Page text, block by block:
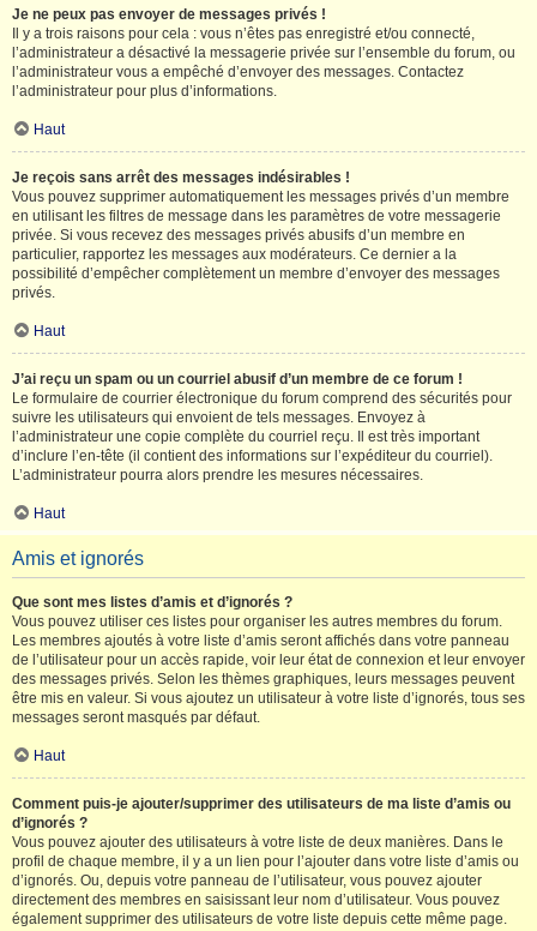
Je ne peux pas envoyer de messages privés !
Il y a trois raisons pour cela : vous n’êtes pas enregistré et/ou connecté,
l’administrateur a désactivé la messagerie privée sur l’ensemble du forum, ou
l’administrateur vous a empêché d’envoyer des messages. Contactez
l’administrateur pour plus d’informations.
Haut
Je reçois sans arrêt des messages indésirables !
Vous pouvez supprimer automatiquement les messages privés d’un membre
en utilisant les filtres de message dans les paramètres de votre messagerie
privée. Si vous recevez des messages privés abusifs d’un membre en
particulier, rapportez les messages aux modérateurs. Ce dernier a la
possibilité d’empêcher complètement un membre d’envoyer des messages
privés.
Haut
J’ai reçu un spam ou un courriel abusif d’un membre de ce forum !
Le formulaire de courrier électronique du forum comprend des sécurités pour
suivre les utilisateurs qui envoient de tels messages. Envoyez à
l’administrateur une copie complète du courriel reçu. Il est très important
d’inclure l’en-tête (il contient des informations sur l’expéditeur du courriel).
L’administrateur pourra alors prendre les mesures nécessaires.
Haut
Amis et ignorés
Que sont mes listes d’amis et d’ignorés ?
Vous pouvez utiliser ces listes pour organiser les autres membres du forum.
Les membres ajoutés à votre liste d’amis seront affichés dans votre panneau
de l’utilisateur pour un accès rapide, voir leur état de connexion et leur envoyer
des messages privés. Selon les thèmes graphiques, leurs messages peuvent
être mis en valeur. Si vous ajoutez un utilisateur à votre liste d’ignorés, tous ses
messages seront masqués par défaut.
Haut
Comment puis-je ajouter/supprimer des utilisateurs de ma liste d’amis ou
d’ignorés ?
Vous pouvez ajouter des utilisateurs à votre liste de deux manières. Dans le
profil de chaque membre, il y a un lien pour l’ajouter dans votre liste d’amis ou
d’ignorés. Ou, depuis votre panneau de l’utilisateur, vous pouvez ajouter
directement des membres en saisissant leur nom d’utilisateur. Vous pouvez
également supprimer des utilisateurs de votre liste depuis cette même page.